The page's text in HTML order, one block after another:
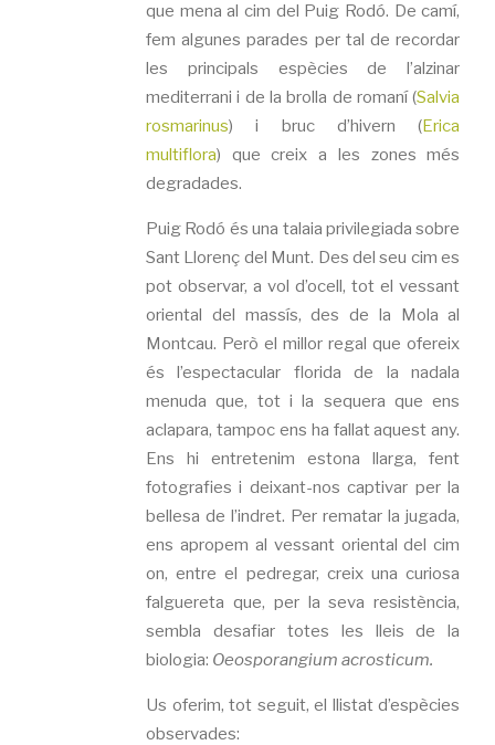
que mena al cim del Puig Rodó. De camí,
fem algunes parades per tal de recordar
les principals espècies de l’alzinar
mediterrani i de la brolla de romaní (Salvia
rosmarinus) i bruc d’hivern (Erica
multiflora) que creix a les zones més
degradades.
Puig Rodó és una talaia privilegiada sobre
Sant Llorenç del Munt. Des del seu cim es
pot observar, a vol d’ocell, tot el vessant
oriental del massís, des de la Mola al
Montcau. Però el millor regal que ofereix
és l’espectacular florida de la nadala
menuda que, tot i la sequera que ens
aclapara, tampoc ens ha fallat aquest any.
Ens hi entretenim estona llarga, fent
fotografies i deixant-nos captivar per la
bellesa de l’indret. Per rematar la jugada,
ens apropem al vessant oriental del cim
on, entre el pedregar, creix una curiosa
falguereta que, per la seva resistència,
sembla desafiar totes les lleis de la
biologia: Oeosporangium acrosticum.
Us oferim, tot seguit, el llistat d’espècies
observades: